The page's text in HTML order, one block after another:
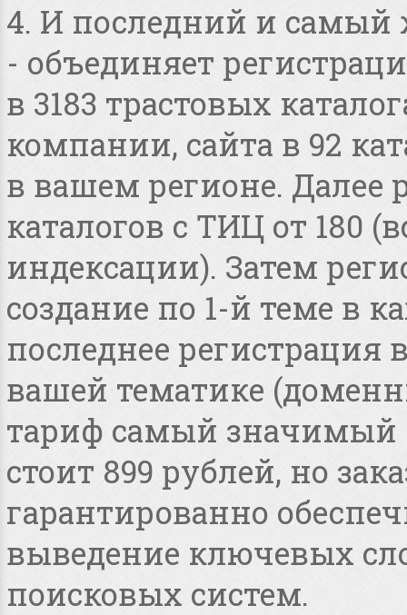
4. И последний и
- объединяет
в 3183 трастовых
компании, сайта в 92
в вашем регионе. Далее
каталогов с ТИЦ от 180
индексации). Затем
создание по 1-й теме в
последнее регистрация
вашей тематике
тариф самый значимый
стоит 899 рублей, но
гарантированно
выведение ключевых
поисковых систем.